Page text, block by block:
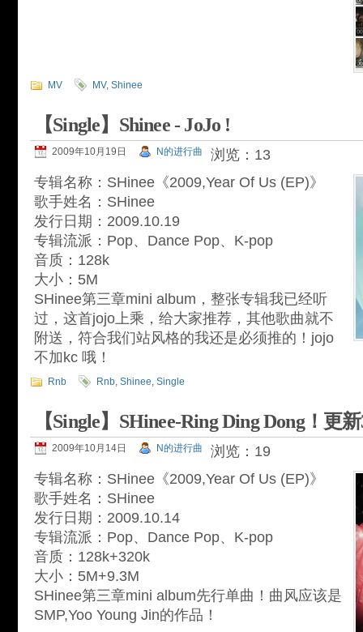
MV MV, Shinee
【Single】Shinee - JoJo !
2009年10月19日 N的进行曲
浏览：13
专辑名称：SHinee《2009,Year Of Us (EP)》
歌手姓名：SHinee
发行日期：2009.10.19
专辑流派：Pop、Dance Pop、K-pop
音质：128k
大小：5M
SHinee第三章mini album，整张专辑我已经听
过，这首jojo上乘，给大家推荐，其他歌曲就不
附送，符合我们站风格的我还是必须推的！jojo
不加kc 哦！
Rnb Rnb, Shinee, Single
【Single】SHinee-Ring Ding Dong！更
2009年10月14日 N的进行曲
浏览：19
专辑名称：SHinee《2009,Year Of Us (EP)》
歌手姓名：SHinee
发行日期：2009.10.14
专辑流派：Pop、Dance Pop、K-pop
音质：128k+320k
大小：5M+9.3M
SHinee第三章mini album先行单曲！曲风应该是
SMP,Yoo Young Jin的作品！